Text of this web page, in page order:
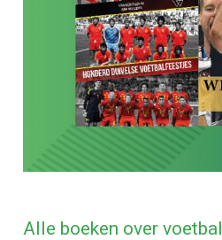
Alle boeken over voetbal